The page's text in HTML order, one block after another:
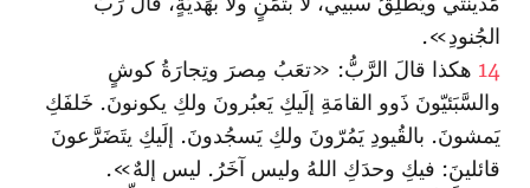
الجُنودِ».
14 هكذا قالَ الرَّبُّ: «تعَبُ مِصرَ وتِجارَةُ كوشٍ
والسَّبَئيّونَ ذَوو القامَةِ إلَيكِ يَعبُرونَ ولكِ يكونونَ. خَلفَكِ
يَمشونَ. بالقُيودِ يَمُرّونَ ولكِ يَسجُدونَ. إلَيكِ يتَضَرَّعونَ
قائلينَ: فيكِ وحدَكِ اللهُ وليس آخَرُ. ليس إلهٌ».